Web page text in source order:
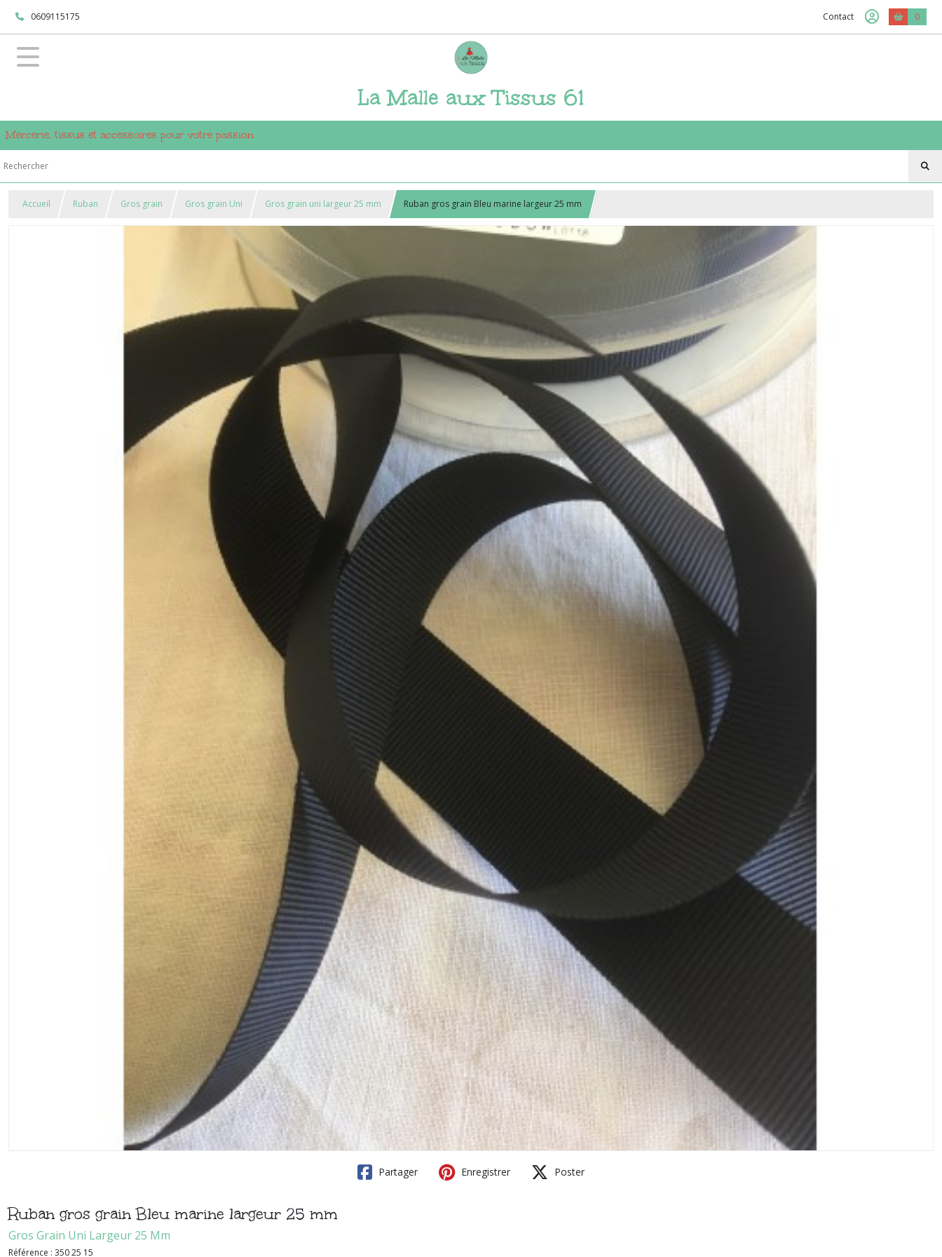
0609115175 Contact 0
La Malle aux Tissus 61
Mercerie, tissus et accessoires pour votre passion
Accueil Ruban Gros grain Gros grain Uni Gros grain uni largeur 25 mm Ruban gros grain Bleu marine largeur 25 mm
Partager Enregistrer Poster
Ruban gros grain Bleu marine largeur 25 mm
Gros Grain Uni Largeur 25 Mm
Référence : 350 25 15